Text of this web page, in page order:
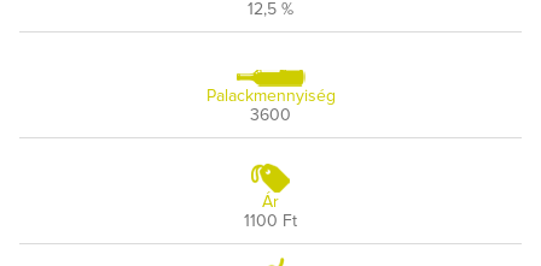
12,5 %
Palackmennyiség
3600
Ár
1100 Ft